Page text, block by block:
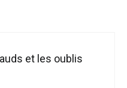
et les oublis